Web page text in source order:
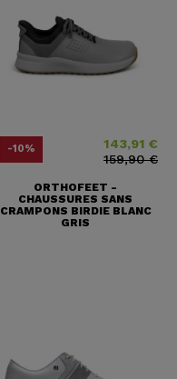
-10% 143,91 €
Prix ​​habituel
159,90 €
ORTHOFEET -
CHAUSSURES SANS
CRAMPONS BIRDIE BLANC
GRIS